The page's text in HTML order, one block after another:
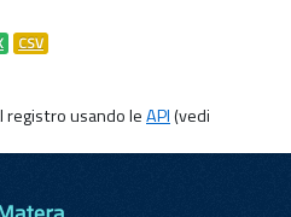
CSV
registro usando leAPI(vedi